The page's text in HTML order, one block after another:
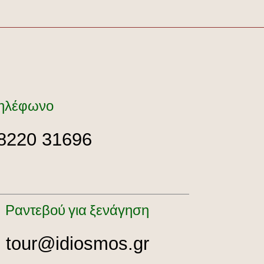
31696
Ραντεβού για ξενάγηση
tour@idiosmos.gr